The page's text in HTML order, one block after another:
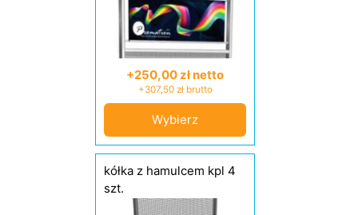
+250,00 zł netto
+307,50 zł brutto
Wybierz
kółka z hamulcem kpl 4
szt.